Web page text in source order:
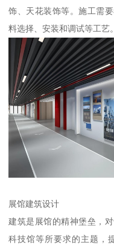
饰、天花装饰等。施工需
料选择、安装和调试等工艺。
展馆建筑设计
建筑是展馆的精神堡垒，
科技馆等所要求的主题，